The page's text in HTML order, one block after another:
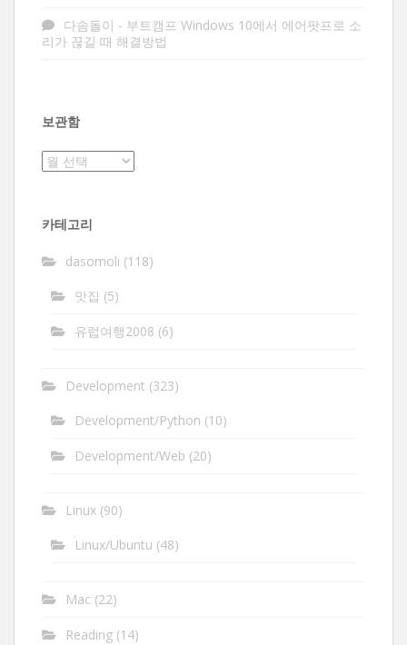
다솜돌이 - 부트캠프 Windows 10에서 에어팟프로 소
리가 끊길 때 해결방법
보관함
보
카테고리
dasomoli (118)
맛집 (5)
유럽여행2008 (6)
Development (323)
Development/Python (10)
Development/Web (20)
Linux (90)
Linux/Ubuntu (48)
Mac (22)
Reading (14)